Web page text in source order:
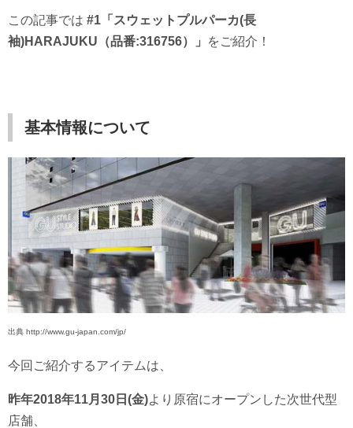
この記事では #1「スウェットプルパーカ(長
袖)HARAJUKU（品番:316756）」
をご紹介！
基本情報について
出典 http://www.gu-japan.com/jp/
今回ご紹介するアイテムは、
昨年2018年11月30日(金)より原宿にオープンした次世代型
店舗、